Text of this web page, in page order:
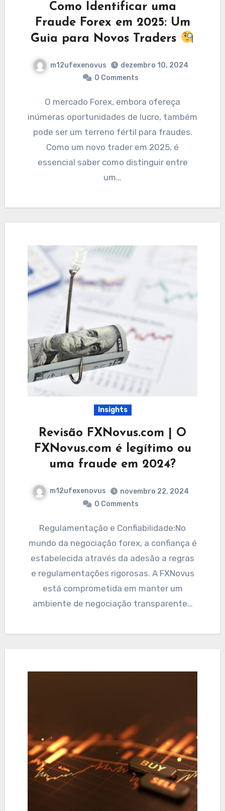
Como Identificar uma
Fraude Forex em 2025: Um
Guia para Novos Traders
m12ufexenovus
dezembro 10, 2024
0 Comments
O mercado Forex, embora ofereça
inúmeras oportunidades de lucro, também
pode ser um terreno fértil para fraudes.
Como um novo trader em 2025, é
essencial saber como distinguir entre
um…
Insights
Revisão FXNovus.com | O
FXNovus.com é legítimo ou
uma fraude em 2024?
m12ufexenovus
novembro 22, 2024
0 Comments
Regulamentação e Confiabilidade:No
mundo da negociação forex, a confiança é
estabelecida através da adesão a regras
e regulamentações rigorosas. A FXNovus
está comprometida em manter um
ambiente de negociação transparente…